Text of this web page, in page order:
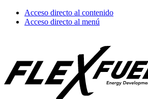
Acceso directo al contenido
Acceso directo al menú